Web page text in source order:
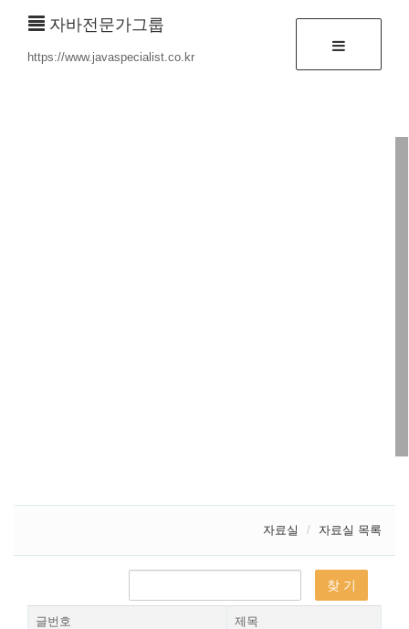
자바전문가그룹
https://www.javaspecialist.co.kr
자료실 자료실 목록
글번호 제목